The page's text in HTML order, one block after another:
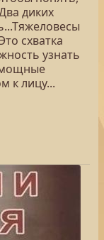
диких
схватка
узнать
к лицу...